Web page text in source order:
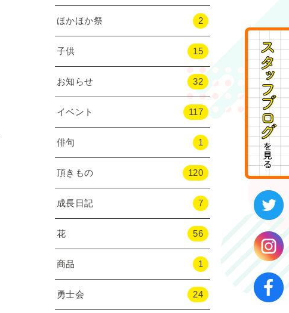
ほかほか祭 2
子供 15
お知らせ 32
イベント 117
俳句 1
頂きもの 120
成長日記 7
花 56
商品 1
勇士会 24